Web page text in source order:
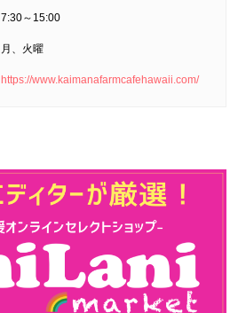
7:30～15:00
月、火曜
https://www.kaimanafarmcafehawaii.com/